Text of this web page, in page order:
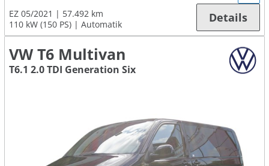
EZ 05/2021
57.492 km
110 kW (150 PS)
Automatik Details
VW T6 Multivan
T6.1 2.0 TDI Generation Six